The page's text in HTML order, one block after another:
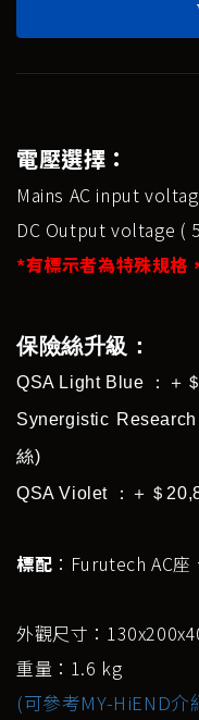
電壓選擇：
Mains AC input
DC Output voltage (
*有標示者為特殊規格
保險絲升級：
QSA Light Blue ：＋
Synergistic
絲)
QSA Violet ：＋＄
標配 ：Furutech AC
外觀尺寸：
重量：1.6 kg
(可參考MY-HiEND介